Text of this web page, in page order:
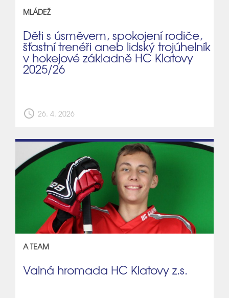
MLÁDEŽ
Děti s úsměvem, spokojení rodiče,
šťastní trenéři aneb lidský trojúhelník
v hokejové základně HC Klatovy
2025/26
schedule 26. 4. 2026
A TEAM
Valná hromada HC Klatovy z.s.